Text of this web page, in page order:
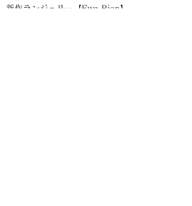
新作ランジェリー【Ewa Bien】